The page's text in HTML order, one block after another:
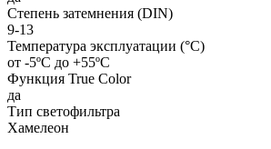
Степень затемнения (DIN)
9-13
Температура эксплуатации (°C)
от -5ºС до +55ºС
Функция True Color
да
Тип светофильтра
Хамелеон